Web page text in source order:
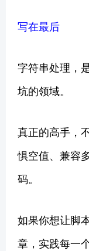
写在最后
字符串处理，
坑的领域。
真正的高手，
惧空值、兼容
码。
如果你想让脚
章，实践每一